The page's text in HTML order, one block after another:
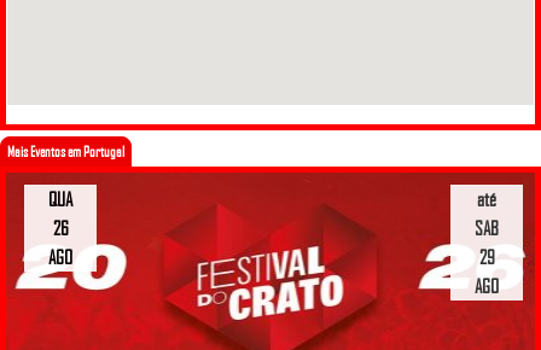
Mais Eventos em Portugal
até
SAB
29
AGO
QUA
26
AGO